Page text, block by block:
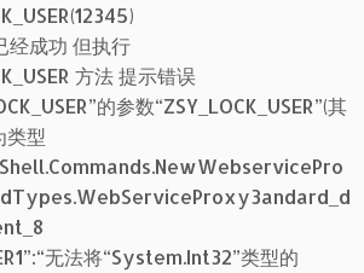
成功 但执行
方法 提示错误
的参数“ZSY_LOCK_USER”(其
类型
无法将“System.Int32”类型的